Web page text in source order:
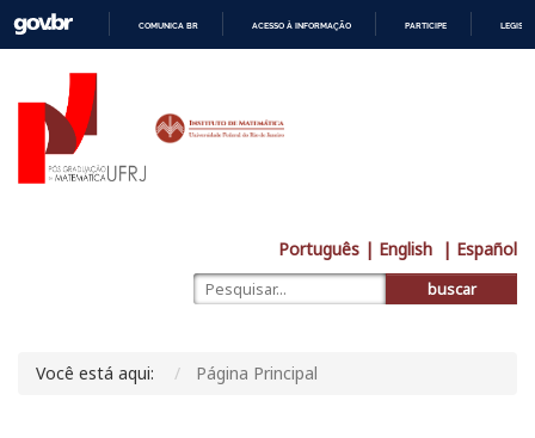
COMUNICA BR ACESSO À INFORMAÇÃO PARTICIPE
Português | English | Español
buscar
Você está aqui: Página Principal